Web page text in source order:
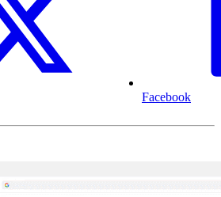
Facebook